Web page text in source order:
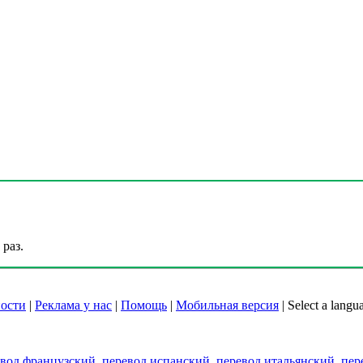
| Реклама у нас | Помощь | Мобильная версия | Select a